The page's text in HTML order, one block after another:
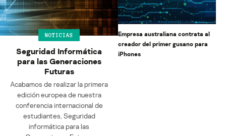
NOTICIAS
Seguridad Informática
para las Generaciones
Futuras
Acabamos de realizar la primera
edición europea de nuestra
conferencia internacional de
estudiantes, Seguridad
informática para las
Empresa australiana contrata al
creador del primer gusano para
iPhones